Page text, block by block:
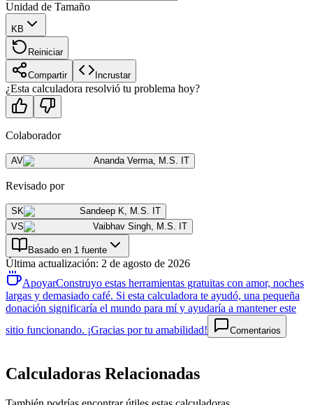
Unidad de Tamaño
KB
Reiniciar
Compartir Incrustar
¿Esta calculadora resolvió tu problema hoy?
Colaborador
AV Ananda Verma, M.S. IT
Revisado por
SK Sandeep K, M.S. IT
VS
Vaibhav Singh, M.S. IT
Basado en 1 fuente
Última actualización: 2 de agosto de 2026
ApoyarConstruyo estas herramientas gratuitas con amor, noches
largas y demasiado café. Si esta calculadora te ayudó, una pequeña
donación significaría el mundo para mí y ayudaría a mantener este
sitio funcionando. ¡Gracias por tu amabilidad!
Comentarios
Calculadoras Relacionadas